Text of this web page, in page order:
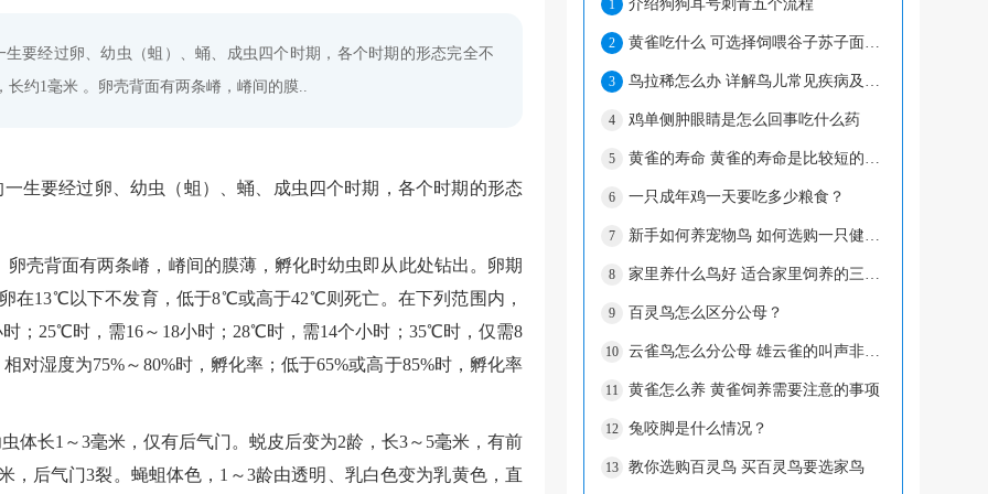
要经过卵、幼虫（蛆）、蛹、成虫四个时期，各个时期的形态完全不
约1毫米 。卵壳背面有两条嵴，嵴间的膜..
生要经过卵、幼虫（蛆）、蛹、成虫四个时期，各个时期的形态
壳背面有两条嵴，嵴间的膜薄，孵化时幼虫即从此处钻出。卵期
在13℃以下不发育，低于8℃或高于42℃则死亡。在下列范围内，
；25℃时，需16～18小时；28℃时，需14个小时；35℃时，仅需8
对湿度为75%～80%时，孵化率；低于65%或高于85%时，孵化率
体长1～3毫米，仅有后气门。蜕皮后变为2龄，长3～5毫米，有前
，后气门3裂。蝇蛆体色，1～3龄由透明、乳白色变为乳黄色，直
1 介绍狗狗耳号刺青五个流程
2 黄雀吃什么 可选择饲喂谷子苏子面食等等
3 鸟拉稀怎么办 详解鸟儿常见疾病及防治方法
4 鸡单侧肿眼睛是怎么回事吃什么药
5 黄雀的寿命 黄雀的寿命是比较短的在5-11年
6 一只成年鸡一天要吃多少粮食？
7 新手如何养宠物鸟 如何选购一只健康的宠物鸟
8 家里养什么鸟好 适合家里饲养的三种鸟类
9 百灵鸟怎么区分公母？
10 云雀鸟怎么分公母 雄云雀的叫声非常响亮
11 黄雀怎么养 黄雀饲养需要注意的事项
12 兔咬脚是什么情况？
13 教你选购百灵鸟 买百灵鸟要选家鸟